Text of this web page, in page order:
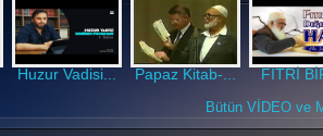
Huzur Vadisi... Papaz Kitab-... FITRİ
Bütün VİDEO ve